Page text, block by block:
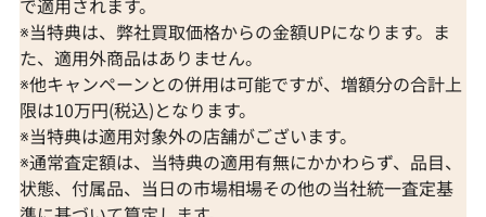
で適用されます。
※当特典は、弊社買取価格からの金額UPになります。ま
た、適用外商品はありません。
※他キャンペーンとの併用は可能ですが、増額分の合計上
限は10万円(税込)となります。
※当特典は適用対象外の店舗がございます。
※通常査定額は、当特典の適用有無にかかわらず、品目、
状態、付属品、当日の市場相場その他の当社統一査定基